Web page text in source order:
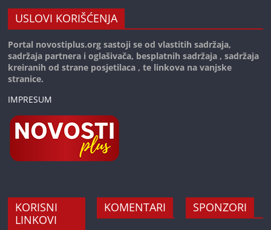
USLOVI KORIŠĆENJA
Portal novostiplus.org sastoji se od vlastitih sadržaja,
sadržaja partnera i oglašivača, besplatnih sadržaja , sadržaja
kreiranih od strane posjetilaca , te linkova na vanjske
stranice.
IMPRESUM
KORISNI
LINKOVI
KOMENTARI SPONZORI